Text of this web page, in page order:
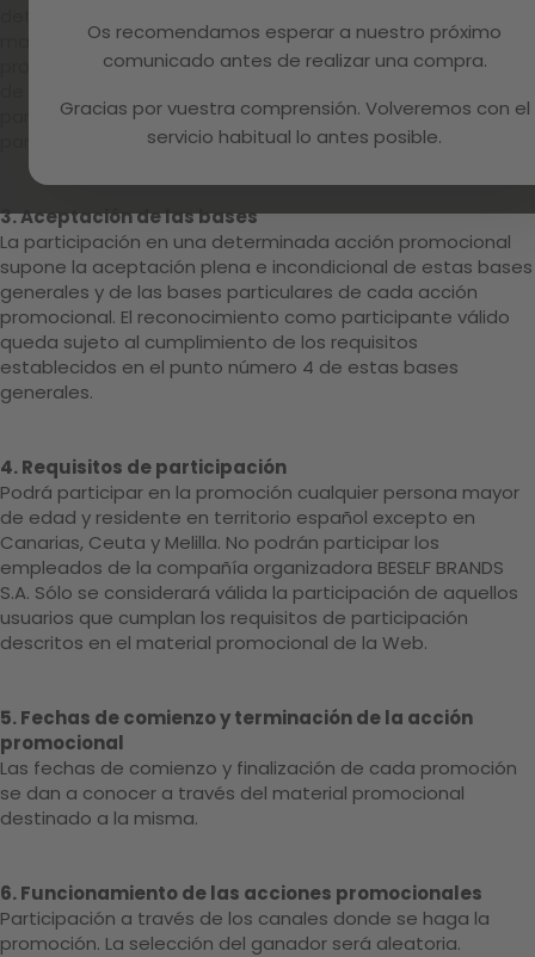
Os recomendamos esperar a nuestro próximo
comunicado antes de realizar una compra.
Gracias por vuestra comprensión. Volveremos con el
servicio habitual lo antes posible.
material promocional destinado a cada acción
promocional e incluirán la información relativa a la duración
participación y localización de las bases generales de
3. Aceptación de las bases
La participación en una determinada acción promocional
supone la aceptación plena e incondicional de estas bases
generales y de las bases particulares de cada acción
promocional. El reconocimiento como participante válido
queda sujeto al cumplimiento de los requisitos
establecidos en el punto número 4 de estas bases
generales.
4. Requisitos de participación
Podrá participar en la promoción cualquier persona mayor
de edad y residente en territorio español excepto en
Canarias, Ceuta y Melilla. No podrán participar los
empleados de la compañía organizadora BESELF BRANDS
S.A. Sólo se considerará válida la participación de aquellos
usuarios que cumplan los requisitos de participación
descritos en el material promocional de la Web.
5. Fechas de comienzo y terminación de la acción
promocional
Las fechas de comienzo y finalización de cada promoción
se dan a conocer a través del material promocional
destinado a la misma.
6. Funcionamiento de las acciones promocionales
Participación a través de los canales donde se haga la
promoción. La selección del ganador será aleatoria.